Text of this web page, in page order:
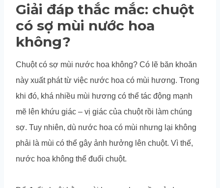
Giải đáp thắc mắc: chuột
có sợ mùi nước hoa
không?
Chuột có sợ mùi nước hoa không? Có lẽ băn khoăn
này xuất phát từ việc nước hoa có mùi hương. Trong
khi đó, khá nhiều mùi hương có thể tác động mạnh
mẽ lên khứu giác – vị giác của chuột rồi làm chúng
sợ. Tuy nhiên, dù nước hoa có mùi nhưng lại không
phải là mùi có thể gây ảnh hưởng lên chuột. Vì thế,
nước hoa không thể đuổi chuột.